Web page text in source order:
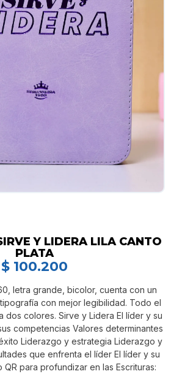
Y LIDERA LILA CANTO
PLATA
$100.200
letra grande, bicolor, cuenta con un
con mejor legibilidad. Todo el
dos colores. Sirve y Lidera El líder y su
competencias Valores determinantes
Liderazgo y estrategia Liderazgo y
que enfrenta el líder El líder y su
para profundizar en las Escrituras: